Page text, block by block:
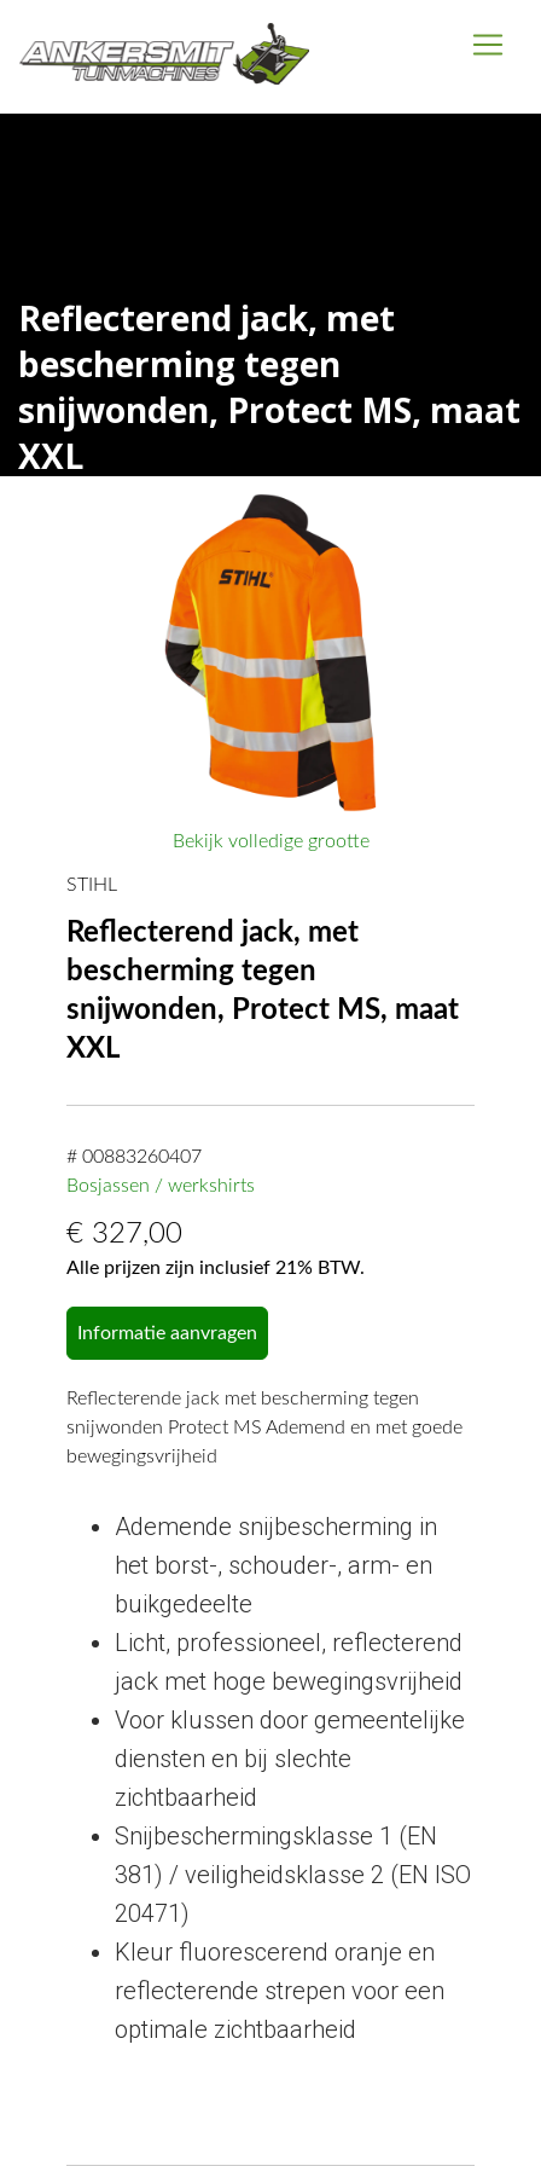
Reflecterend jack, met
bescherming tegen
snijwonden, Protect MS, maat
XXL
Bekijk volledige grootte
STIHL
Reflecterend jack, met
bescherming tegen
snijwonden, Protect MS, maat
XXL
# 00883260407
Bosjassen / werkshirts
€ 327,00
Alle prijzen zijn inclusief 21% BTW.
Informatie aanvragen
Reflecterende jack met bescherming tegen
snijwonden Protect MS Ademend en met goede
bewegingsvrijheid
Ademende snijbescherming in
het borst-, schouder-, arm- en
buikgedeelte
Licht, professioneel, reflecterend
jack met hoge bewegingsvrijheid
Voor klussen door gemeentelijke
diensten en bij slechte
zichtbaarheid
Snijbeschermingsklasse 1 (EN
381) / veiligheidsklasse 2 (EN ISO
20471)
Kleur fluorescerend oranje en
reflecterende strepen voor een
optimale zichtbaarheid